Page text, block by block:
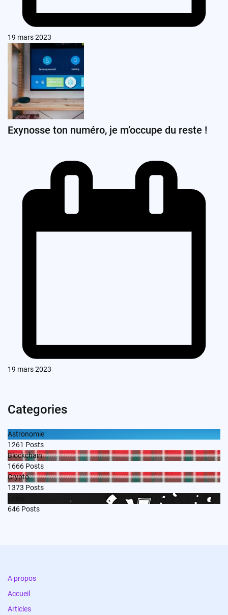
19 mars 2023
Exynosse ton numéro, je m’occupe du reste !
19 mars 2023
Categories
Astronomie
1261 Posts
Blockchain
1666 Posts
Crypto
1373 Posts
646 Posts
A propos
Accueil
Articles